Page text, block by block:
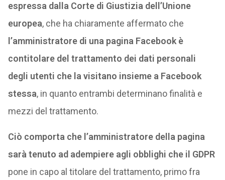
espressa dalla Corte di Giustizia dell’Unione
europea, che ha chiaramente affermato che
l’amministratore di una pagina Facebook è
contitolare del trattamento dei dati personali
degli utenti che la visitano insieme a Facebook
stessa, in quanto entrambi determinano finalità e
mezzi del trattamento.
Ciò comporta che l’amministratore della pagina
sarà tenuto ad adempiere agli obblighi che il GDPR
pone in capo al titolare del trattamento, primo fra